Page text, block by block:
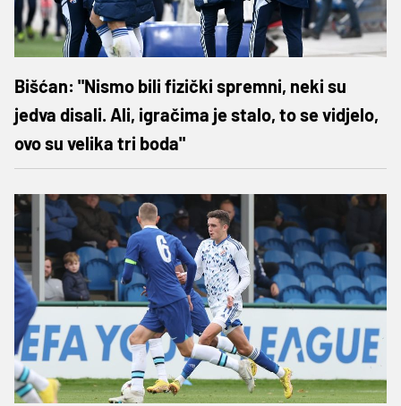
Bišćan: "Nismo bili fizički spremni, neki su
jedva disali. Ali, igračima je stalo, to se vidjelo,
ovo su velika tri boda"